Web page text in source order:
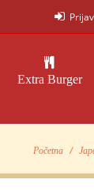
Extra Burger
Početna